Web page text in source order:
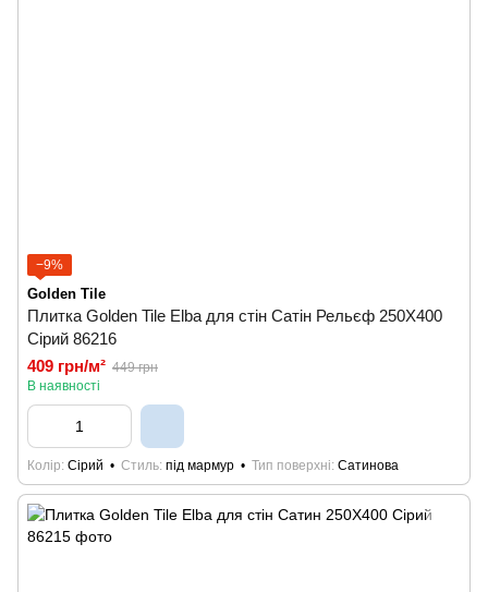
−9%
Golden Tile
Плитка Golden Tile Elba для стін Сатін Рельєф 250X400
Сірий 86216
409 грн/м² 449 грн
В наявності
Колір Сірий Стиль під мармур Тип поверхні Сатинова